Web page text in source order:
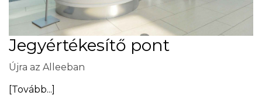
Jegyértékesítő pont
Újra az Alleeban
[Tovább...]